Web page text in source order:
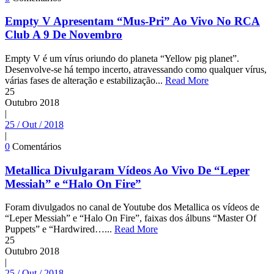
Empty V Apresentam “Mus-Pri” Ao Vivo No RCA
Club A 9 De Novembro
Empty V é um vírus oriundo do planeta “Yellow pig planet”.
Desenvolve-se há tempo incerto, atravessando como qualquer vírus,
várias fases de alteração e estabilização... Read More
25
Outubro 2018
|
25 / Out / 2018
|
0 Comentários
Metallica Divulgaram Vídeos Ao Vivo De “Leper
Messiah” e “Halo On Fire”
Foram divulgados no canal de Youtube dos Metallica os vídeos de
“Leper Messiah” e “Halo On Fire”, faixas dos álbuns “Master Of
Puppets” e “Hardwired…... Read More
25
Outubro 2018
|